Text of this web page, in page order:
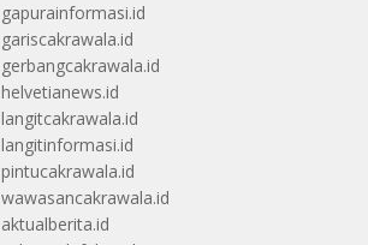
gapurainformasi.id
gariscakrawala.id
gerbangcakrawala.id
helvetianews.id
langitcakrawala.id
langitinformasi.id
pintucakrawala.id
wawasancakrawala.id
aktualberita.id